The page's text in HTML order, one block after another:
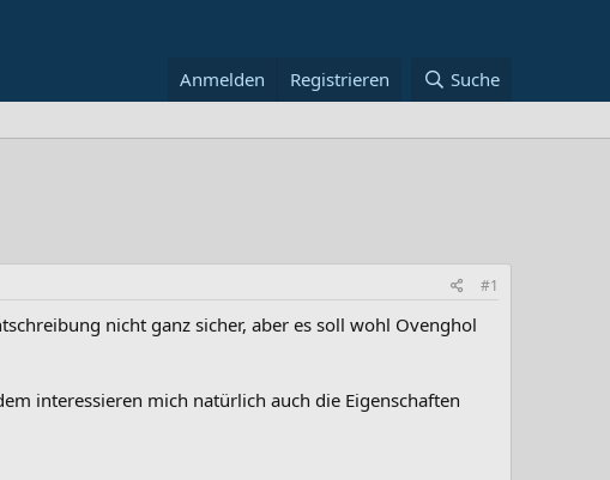
Anmelden Registrieren Suche
#1
nicht ganz sicher, aber es soll wohl Ovenghol
interessieren mich natürlich auch die Eigenschaften